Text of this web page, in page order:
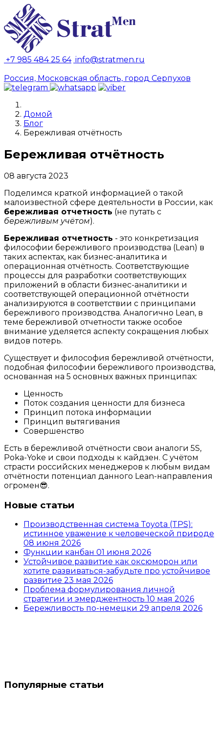
+7 985 484 25 64 info@stratmen.ru
Россия, Московская область, город Серпухов
Домой
Блог
Бережливая отчётность
Бережливая отчётность
08 августа 2023
Поделимся краткой информацией о такой
малоизвестной сфере деятельности в России, как
бережливая отчетность (не путать с
бережливым учётом).
Бережливая отчетность - это конкретизация
философии бережливого производства (Lean) в
таких аспектах, как бизнес-аналитика и
операционная отчётность. Соответствующие
процессы для разработки соответствующих
приложений в области бизнес-аналитики и
соответствующей операционной отчётности
анализируются в соответствии с принципами
бережливого производства. Аналогично Lean, в
теме бережливой отчетности также особое
внимание уделяется аспекту сокращения любых
видов потерь.
Существует и философия бережливой отчётности,
подобная философии бережливого производства,
основанная на 5 основных важных принципах:
Ценность
Поток создания ценности для бизнеса
Принцип потока информации
Принцип вытягивания
Совершенство
Есть в бережливой отчётности свои аналоги 5S,
Poka-Yoke и свои подходы к кайдзен. С учётом
страсти российских менеджеров к любым видам
отчётности потенциал данного Lean-направления
огромен😎.
Новые статьи
Производственная система Toyota (TPS):
истинное уважение к человеческой природе
08 июня 2026
Функции канбан 01 июня 2026
Устойчивое развитие как оксюморон или
хотите развиваться-забудьте про устойчивое
развитие 23 мая 2026
Проблема формулирования личной
стратегии и эмерджентность 10 мая 2026
Бережливость по-немецки 29 апреля 2026
Популярные статьи